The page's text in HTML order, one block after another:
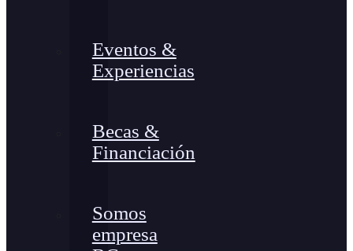
Eventos &
Experiencias
Becas &
Financiación
Somos
empresa